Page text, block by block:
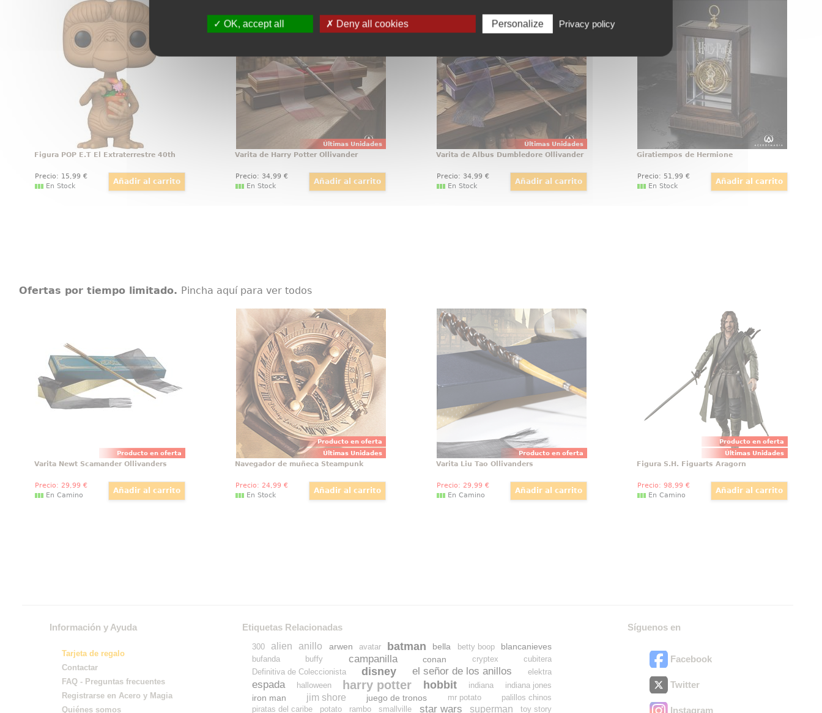
Figura POP E.T El Extraterrestre
Ternura intergaláctica en estado
puro. La figura POP! E.T. El
Extraterrestre 40th Anniversary –
E.T. with Flowers captura uno de
los momentos más entrañables
del clásico de Spielberg.
Figura POP E.T El Extraterrestre 40th
Precio: 15,99 €
En Stock
Últimas Unidades
Varita de Harry Potter original con
licencia oficial, diseñada para
convertir cualquier colección en
desde el primer vistazo. Esta
réplica de Harry Potter a escala
1:1 reúne acabado cuidado
Varita de Harry Potter Ollivander
Precio: 34,99 €
En Stock
Últimas Unidades
Ollivander
Hay objetos que no se guardan, se
exhiben con orgullo, y la varita de
esa categoría desde el primer
vistazo. Esta réplica oficial de
Harry Potter reúne elegancia,
simbolismo y acabado de
colección
Varita de Albus Dumbledore Ollivander
Precio: 34,99 €
En Stock
Giratiempos de Hermione
¡Adquiere tu propia Réplica Oficial
del Giratiempos (Time-Tuner) de
Hermione! Esta réplica ha sido
realizada con total fidelidad al
giratiempos que aparece en la
película de Harry Potter y el
Prisionero de Azkaban
Giratiempos de Hermione
Precio: 51,99 €
En Stock
Ofertas por tiempo limitado. Pincha aquí para ver todos
Producto en oferta
Scamander, el protagonista de la
serie de películas Animales
Fantasticos. Viene en una bonita
caja de regalo y con una cenefa
para adornar.
Varita Newt Scamander Ollivanders
Precio: 29,99 €
En Camino
Producto en oferta
Últimas Unidades
Navegador de muñeca Steampunk
Réplica del Navegador de muñeca
Steampunk. Este dispositivo
victoriano es el equivalente a un
GPS moderno. Hecho de latón
estilo antiguo, este dispositivo
multifuncional actúa como reloj
de sol, buscador de latitud y
brújula
Navegador de muñeca Steampunk
Precio: 24,99 €
En Stock
Producto en oferta
Varita Liu Tao Ollivanders
Épica, detallada y mágica réplica
oficial de la varita de Liu Tao,
basada en la saga de películas
Animales Fantásticos. Viene en
una bonita caja de regalo y con
una cenefa para adornar.
Varita Liu Tao Ollivanders
Precio: 29,99 €
En Camino
Producto en oferta
Últimas Unidades
Figura S.H. Figuarts Aragorn
Revive la majestuosidad de El
Señor de los Anillos con la figura
articulada S.H. Figuarts de
Aragorn. Este descendiente de los
Dúnedain, guía y protector de
Frodo y la Comunidad del Anillo
Figura S.H. Figuarts Aragorn
Precio: 98,99 €
En Camino
Información y Ayuda
Tarjeta de regalo
Contactar
FAQ - Preguntas frecuentes
Registrarse en Acero y Magia
Quiénes somos
Etiquetas Relacionadas
300 alien anillo arwen avatar batman bella betty boop blancanieves
bufanda buffy campanilla conan cryptex
cubitera
Definitiva de Coleccionista
disney el señor de los anillos elektra
espada halloween harry potter hobbit indiana indiana jones
iron man jim shore juego de tronos mr potato
palillos chinos
piratas del caribe
potato rambo smallville star wars superman toy story
Síguenos en
Facebook
Twitter
Instagram
OK, accept all Deny all cookies Personalize Privacy policy